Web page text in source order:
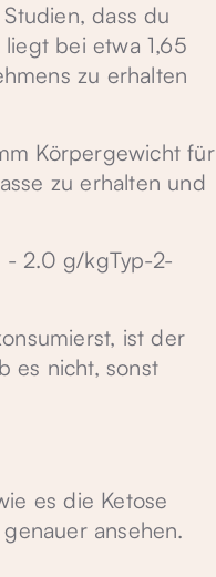
dass du
bei etwa 1,65
zu erhalten
Körpergewicht für
zu erhalten und
- 2.0 g/kgTyp-2-
ist der
es nicht, sonst
es die Ketose
ansehen.